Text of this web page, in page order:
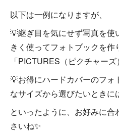
以下は一例になりますが、
💡継ぎ目を気にせず写真を使
きく使ってフォトブックを作
「PICTURES（ピクチャーズ
💡お得にハードカバーのフォ
なサイズから選びたいときに
といったように、お好みに
さいね✨